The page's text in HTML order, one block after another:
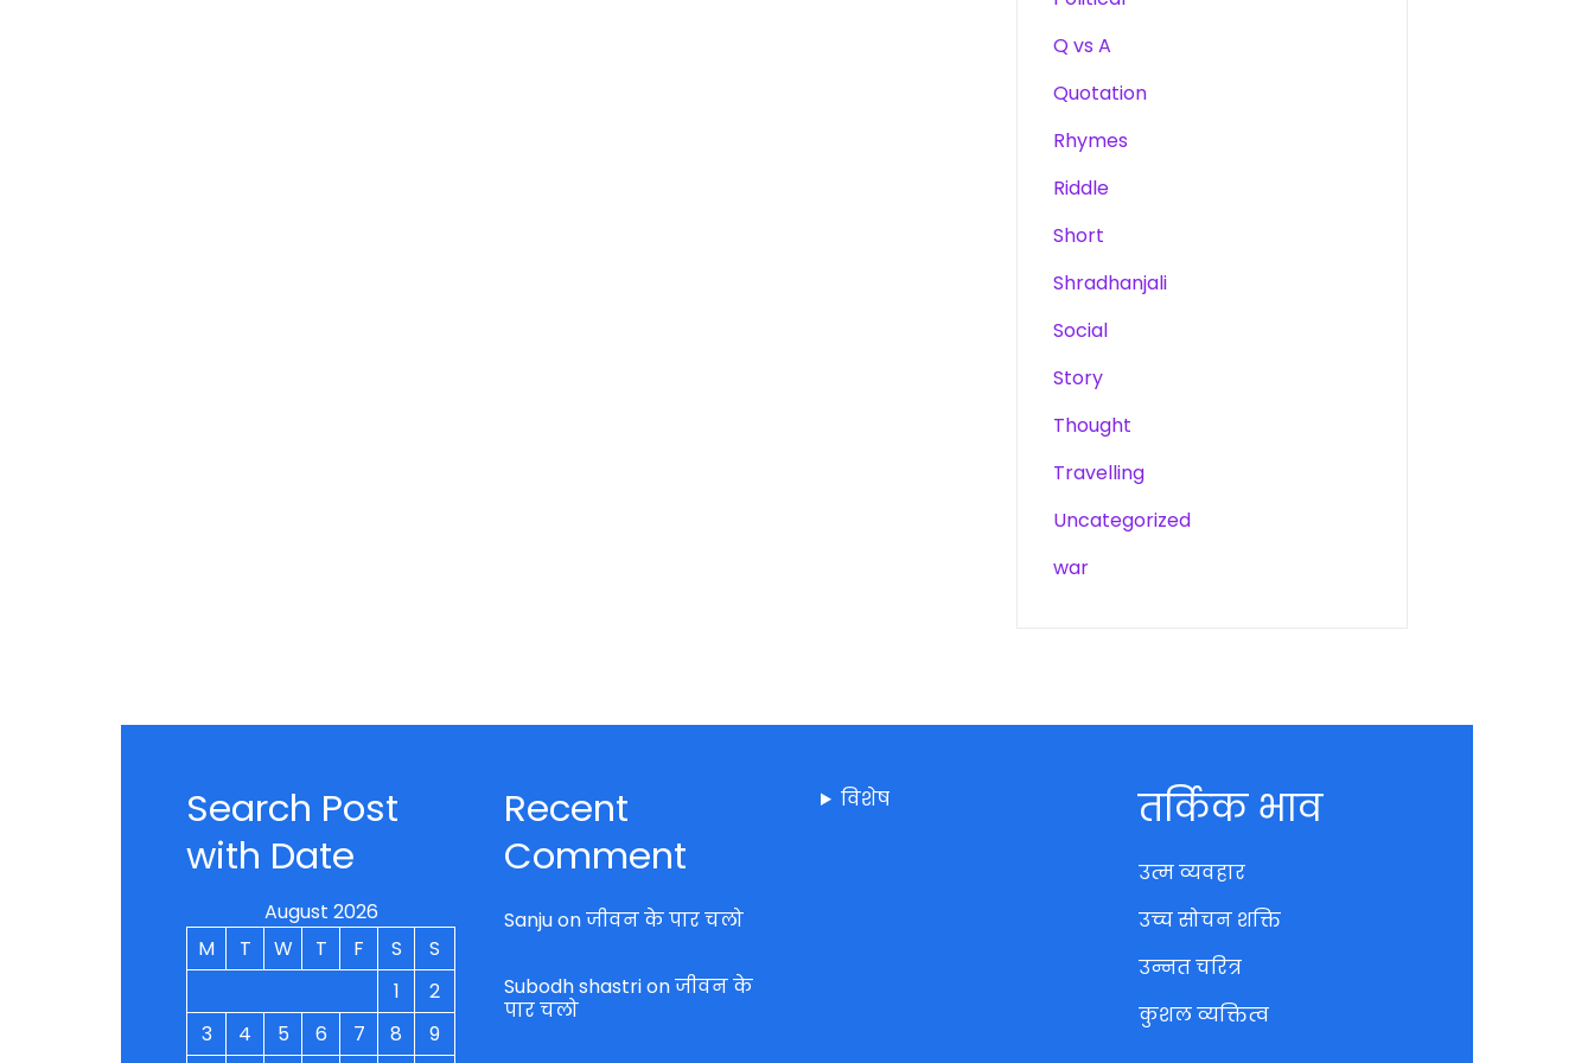
Q vs A
Quotation
Rhymes
Riddle
Short
Shradhanjali
Social
Story
Thought
Travelling
Uncategorized
war
Search Post
with Date
August 2026
M
T W T F S
S
1
2
3
4 5 6 7 8 9
Recent
Comment
Sanjuonजीवन के पार चलो
Subodh shastrionजीवन के
पार चलो
विशेष तर्किक भाव
उत्म व्यवहार
उच्च सोचन शक्ति
उन्नत चरित्र
कुशल व्यक्तित्व